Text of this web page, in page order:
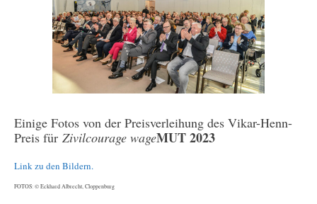
Einige Fotos von der Preisverleihung des Vikar-Henn-
Preis für Zivilcourage wageMUT 2023
Link zu den Bildern.
FOTOS: © Eckhard Albrecht, Cloppenburg